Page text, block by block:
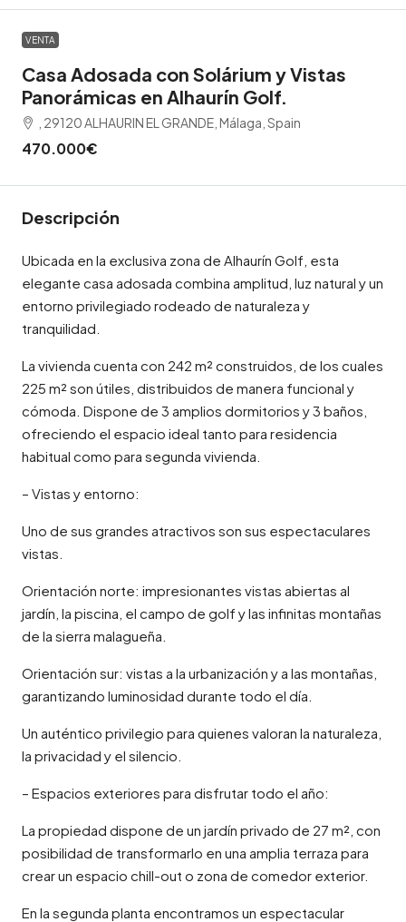
VENTA
Casa Adosada con Solárium y Vistas
Panorámicas en Alhaurín Golf.
, 29120 ALHAURIN EL GRANDE, Málaga, Spain
470.000€
Descripción
Ubicada en la exclusiva zona de Alhaurín Golf, esta
elegante casa adosada combina amplitud, luz natural y un
entorno privilegiado rodeado de naturaleza y
tranquilidad.
La vivienda cuenta con 242 m² construidos, de los cuales
225 m² son útiles, distribuidos de manera funcional y
cómoda. Dispone de 3 amplios dormitorios y 3 baños,
ofreciendo el espacio ideal tanto para residencia
habitual como para segunda vivienda.
– Vistas y entorno:
Uno de sus grandes atractivos son sus espectaculares
vistas.
Orientación norte: impresionantes vistas abiertas al
jardín, la piscina, el campo de golf y las infinitas montañas
de la sierra malagueña.
Orientación sur: vistas a la urbanización y a las montañas,
garantizando luminosidad durante todo el día.
Un auténtico privilegio para quienes valoran la naturaleza,
la privacidad y el silencio.
– Espacios exteriores para disfrutar todo el año:
La propiedad dispone de un jardín privado de 27 m², con
posibilidad de transformarlo en una amplia terraza para
crear un espacio chill-out o zona de comedor exterior.
En la segunda planta encontramos un espectacular